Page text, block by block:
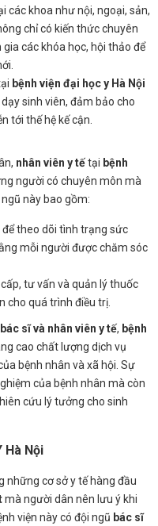
các khoa như nội, ngoại, sản,
chỉ có kiến thức chuyên
các khóa học, hội thảo để
bệnh viện đại học y Hà Nội
sinh viên, đảm bảo cho
tới thế hệ kế cận.
nhân viên y tếtại bệnh
người có chuyên môn mà
này bao gồm:
theo dõi tình trạng sức
mỗi người được chăm sóc
tư vấn và quản lý thuốc
cho quá trình điều trị.
bác sĩ và nhân viên y tế, bệnh
cao chất lượng dịch vụ
bệnh nhân và xã hội. Sự
của bệnh nhân mà còn
cứu lý tưởng cho sinh
Hà Nội
những cơ sở y tế hàng đầu
mà người dân nên lưu ý khi
viện này có đội ngũ bác sĩ